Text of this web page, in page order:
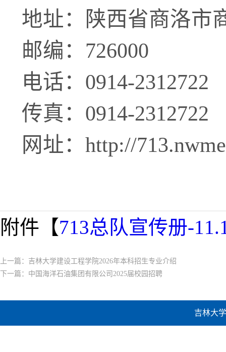
地址：陕西省商洛市
邮编： 726000
电话： 0914-2312722
传真： 0914-2312722
网址： http://
附件【713总队宣传册-
上一篇： 吉林大学建设工程学院2026年本科招生专业介绍
下一篇： 中国海洋石油集团有限公司2025届校园招聘
吉林大